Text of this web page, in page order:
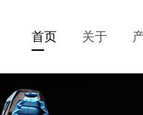
首页 关于